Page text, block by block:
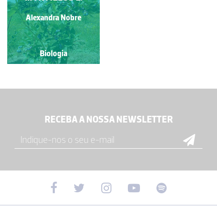
Alexandra Nobre
Biologia
RECEBA A NOSSA NEWSLETTER